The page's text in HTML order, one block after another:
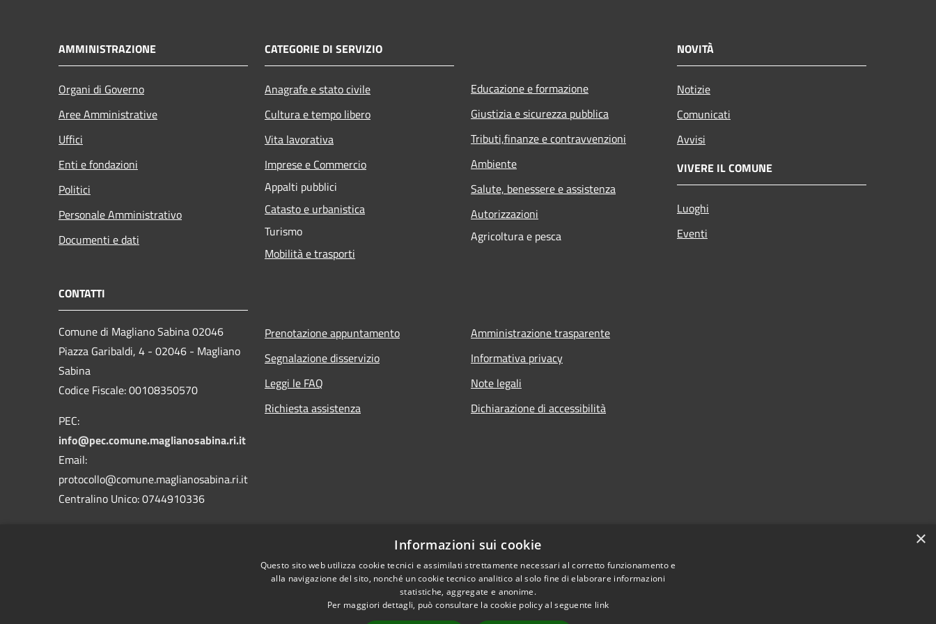
AMMINISTRAZIONE
Organi di Governo
Aree Amministrative
Uffici
Enti e fondazioni
Politici
Personale Amministrativo
Documenti e dati
CATEGORIE DI SERVIZIO
Anagrafe e stato civile
Cultura e tempo libero
Vita lavorativa
Imprese e Commercio
Appalti pubblici
Catasto e urbanistica
Turismo
Mobilità e trasporti
Educazione e formazione
Giustizia e sicurezza pubblica
Tributi,finanze e contravvenzioni
Ambiente
Salute, benessere e assistenza
Autorizzazioni
Agricoltura e pesca
NOVITÀ
Notizie
Comunicati
Avvisi
VIVERE IL COMUNE
Luoghi
Eventi
CONTATTI
Comune di Magliano Sabina 02046
Piazza Garibaldi, 4 - 02046 - Magliano
Sabina
Codice Fiscale: 00108350570
PEC:
info@pec.comune.maglianosabina.ri.it
Email:
protocollo@comune.maglianosabina.ri.it
Centralino Unico: 0744910336
Prenotazione appuntamento
Segnalazione disservizio
Leggi le FAQ
Richiesta assistenza
Amministrazione trasparente
Informativa privacy
Note legali
Dichiarazione di accessibilità
×
Informazioni sui cookie
Questo sito web utilizza cookie tecnici e assimilati strettamente necessari al corretto funzionamento e
alla navigazione del sito, nonché un cookie tecnico analitico al solo fine di elaborare informazioni
statistiche, aggregate e anonime.
Per maggiori dettagli, può consultare la cookie policy al seguente link